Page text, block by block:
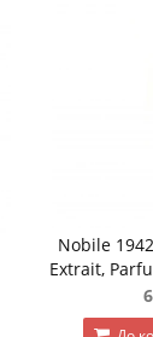
Nobile
Extrait,